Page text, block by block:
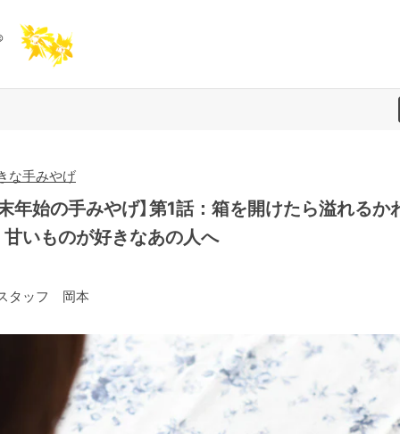
な手みやげ
年始の手みやげ】第1話：箱を開けたら溢れるか
甘いものが好きなあの人へ
タッフ 岡本